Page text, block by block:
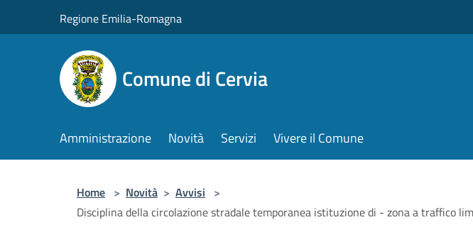
Regione Emilia-Romagna
Comune di Cervia
Amministrazione Novità Servizi Vivere il Comune
Home > Novità > Avvisi >
Disciplina della circolazione stradale temporanea istituzione di - zona a traffico